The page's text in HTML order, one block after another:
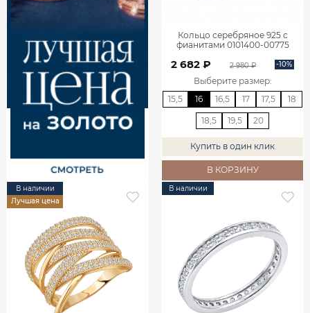
Кольцо серебряное 925 с
фианитами 0101400-00775
2 682 ₽ 2 980 ₽ -10%
Выберите размер:
15,5
16 16,5 17 17,5 18
18,5 19,5 20
Купить в один клик
В КОРЗИНУ
В наличии
Лучшая цена
В наличии